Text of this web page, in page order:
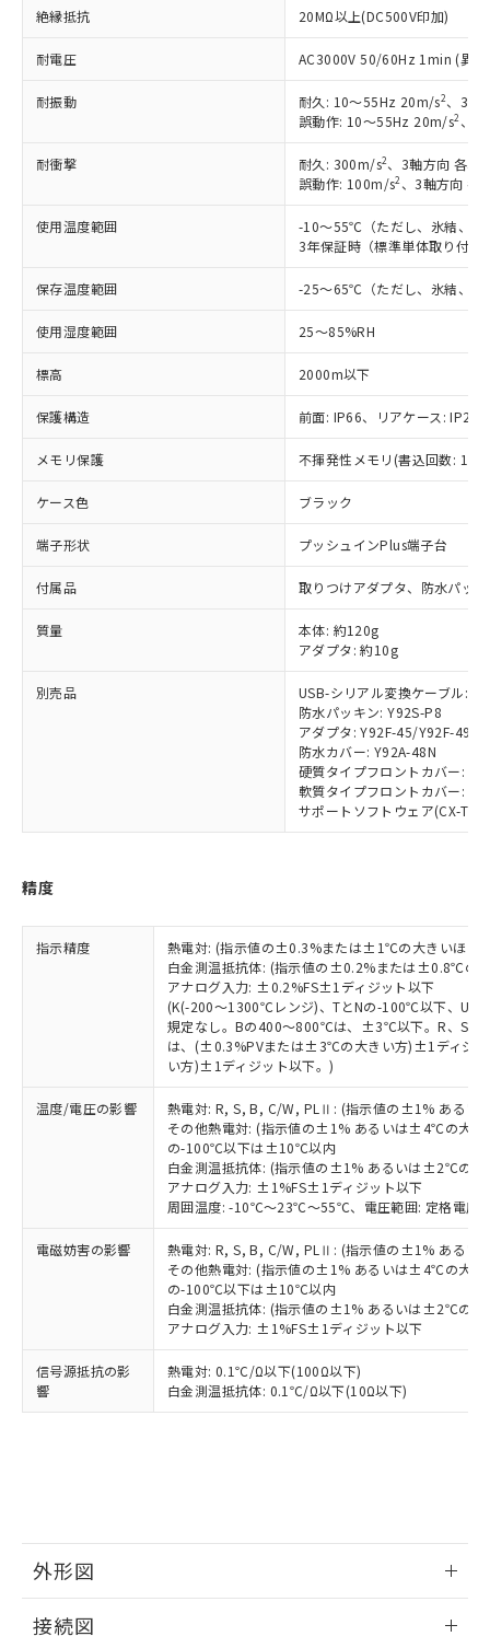
絶縁抵抗 20MΩ以上(DC500V印加)
耐電圧 AC3000V 50/60Hz 1min (異極
耐振動 耐久: 10～55Hz 20m/s2、3軸
誤動作: 10～55Hz 20m/s2 、3
耐衝撃 耐久: 300m/s2、3軸方向 各3回
誤動作: 100m/s2 、3軸方向 各
使用温度範囲
-10～55℃（ただし、氷結、結
3年保証時（標準単体取り付
保存温度範囲 -25～65℃（ただし、氷結、結
使用湿度範囲 25～85%RH
標高 2000m以下
保護構造 前面: IP66、リアケース: IP20
メモリ保護 不揮発性メモリ(書込回数: 100
ケース色 ブラック
端子形状 プッシュインPlus端子台
付属品 取りつけアダプタ、防水パッ
質量
本体: 約120g
アダプタ: 約10g
別売品
USB-シリアル変換ケーブル:
防水パッキン: Y92S-P8
アダプタ: Y92F-45/Y92F-49
防水カバー: Y92A-48N
硬質タイプフロントカバー:
軟質タイプフロントカバー:
サポートソフトウェア(CX-
精度
指示精度
熱電対: (指示値の±0.3%または±1℃の大きいほう
白金測温抵抗体: (指示値の±0.2%または±0.8℃の
アナログ入力: ±0.2%FS±1ディジット以下
(K(-200～1300℃レンジ)、TとNの-100℃以下、U
規定なし。Bの400～800℃は、±3℃以下。R、S
は、(±0.3%PVまたは±3℃の大きい方)±1ディジ
い方)±1ディジット以下。)
温度/電圧の影響
熱電対: R, S, B, C/W, PLⅡ: (指示値の±1% ある
その他熱電対: (指示値の±1% あるいは±4℃の大き
の-100℃以下は±10℃以内
白金測温抵抗体: (指示値の±1% あるいは±2℃の大
アナログ入力: ±1%FS±1ディジット以下
周囲温度: -10℃～23℃～55℃、電圧範囲: 定格電圧
電磁妨害の影響
熱電対: R, S, B, C/W, PLⅡ: (指示値の±1% ある
その他熱電対: (指示値の±1% あるいは±4℃の大き
の-100℃以下は±10℃以内
白金測温抵抗体: (指示値の±1% あるいは±2℃の大
アナログ入力: ±1%FS±1ディジット以下
信号源抵抗の影
響
熱電対: 0.1℃/Ω以下(100Ω以下)
白金測温抵抗体: 0.1℃/Ω以下(10Ω以下)
外形図
接続図
本サービスは、当社制御機器事業取扱
商品の当社在庫状況および標準価格
(税抜)を提供させていただくもので
当社制御機器事業取扱商品の中には、
本サービスの対象外となる商品もある
ことをご了承ください。
在庫状況および標準価格照会結果は、
記載している更新日時点での社内デー
タに基づき作成されるものであり、閲
覧された時点での実際の在庫および標
準価格とは異なる場合があることをご
正式な納期状況および標準価格はお客
様のお取引先、またはお客様担当のオ
ムロン制御機器販売店・当社販売員に
オムロン制御機器販売店や当社販売拠
販売ネットワーク
」をご確認
在庫状況および標準価格結果を当社の
事前の承諾なく第三者に漏洩または開
示しないようお願いします。
マイパーツ機能（部品リスト作成サー
ビス）をご利用いただくには、I-Web
メンバーズにご登録されている必要が
お客様が当ウェブサイト上で当社にご
登録された部品リストについて、当社
および当社の共同利用者が、当社の製
品・サービスに関するお客様との取
引・商談に必要な範囲で利用すること
※当社の共同利用者とは、"個人情報
の「1.共同利
用者の範囲」に記載されている法人を
調査・確認中：EU RoHS指令（10物質）の
非含有の対応状況を調査中または確認中の
非該当品：ライセンス料など無形物で、有
害物質有無と関係のない商品です。
仕入先様の事情により、非含有部品として
いたものが、含有品と判明した場合などや
むを得ず変更することがあります。
*EU RoHS指令（10物質）：
鉛(Pb) 1000ppm以下、 水銀(Hg) 1000ppm以下、 カド
六価クロム(Cr(Ⅵ)) 1000ppm以下、ポリ臭化ビフェニル
類(PBB) 1000ppm以下、ポリ臭化ジフェニルエーテル類
ルベンジル（BBP） 1000ppm以下、フタル酸ジブチル
（DBP） 1000ppm以下、フタル酸ジイソブチル
但し、RoHS指令で産業用監視および制御機器に対する
フタル酸エステル類の４物質については閾値を超える意
図的な使用がないことを確認しています。
※2 対応予定月
部品在庫の切り替え状況などにより、予定
月が前後することがあります。
※3 非含有証明書ダウンロード
下記の非含有証明書をダウンロードするこ
EU RoHS指令（10物質）の非含有証明書
51物質の非含有証明書（当社基準）
※本証明書は発行日時点で非含有を証明す
欄に対応日を記載しておりました。
既に当社にて対応品への在庫切替を完了
していることから、特段のことがない限
り、2022年1月12日より割愛しておりま
「○」：最大均質材料含有率が中国RoHSの
基準値以下であることを示します。
「×」：最大均質材料含有率が中国RoHSの
基準値を超えていることを示します。
「－」：未確認です。当社販売部門へお問
*中国RoHS10物質の基準値 (GB/T26572)：
Pb(鉛) :1000ppm、 Hg(水銀) : 1000ppm、 Cd(カドミウ
Cr(Ⅵ)(六価クロム) : 1000ppm、 PBBs(ポリ臭化ビフェ
ニル類) : 1000ppm、 PBDEs(ポリ臭化ジフェニルエーテ
ル類) : 1000ppm、
DBP(フタル酸ジブチル) : 1000ppm、 DIBP(フタル酸ジ
イソブチル) : 1000ppm、 BBP(フタル酸ブチルベンジ
※2 環境保護使用期限
「ｅ」：有害物質（10物質）のすべてが基
準値以下であることを示します。
「10」：通常の使用状況下において有害物
質が外部に漏えいし、環境に深刻な影響を
及ぼさない年数を意味します。
「－」：未確認です。当社販売部門へお問
当社は、これら貴社製品のうち、外国
為替および外国貿易法に定める商品
（以下｢規制貨物等」という）を輸出
または国外への提供する場合は、日本
国政府の輸出許可(または役務取引許
可)を取得するなどの必要な手続きを
当社は規制貨物を破棄する場合は、完
全に破砕するなど、違法に輸出されな
いよう必要な手段を講じます。
当社は貴社製品を、核兵器、ミサイ
ル、化学兵器、生物兵器またはその他
武器並びにこれらの製造装置等に一切
当社は、貴社製品を第三者に販売する
場合は、上記1、2および3の内容を当
該第三者に通知します。また当社は、
販売先および販売に係わる関係者が違
法に輸出するおそれがある場合は、取
り引きをいたしません。
キャンセル
記
一定数以上の在庫あり
一定数には満たないが在庫あり
在庫なし(最新の在庫状況につ
いては、お客様のお取引先、ま
たはお客様担当のオムロン制御
機器販売店・当社販売員にご確
受注生産機種、また在庫状況の
情報を公開していない機種